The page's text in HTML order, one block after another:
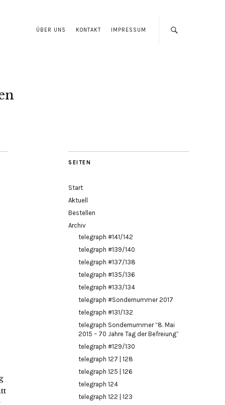
ÜBER UNS KONTAKT IMPRESSUM
SEITEN
Start
Aktuell
Bestellen
Archiv
telegraph #141/142
telegraph #139/140
telegraph #137/138
telegraph #135/136
telegraph #133/134
telegraph #Sondernummer 2017
telegraph #131/132
telegraph Sondernummer “8. Mai
2015 – 70 Jahre Tag der Befreiung”
telegraph #129/130
telegraph 127 | 128
telegraph 125 | 126
telegraph 124
telegraph 122 | 123